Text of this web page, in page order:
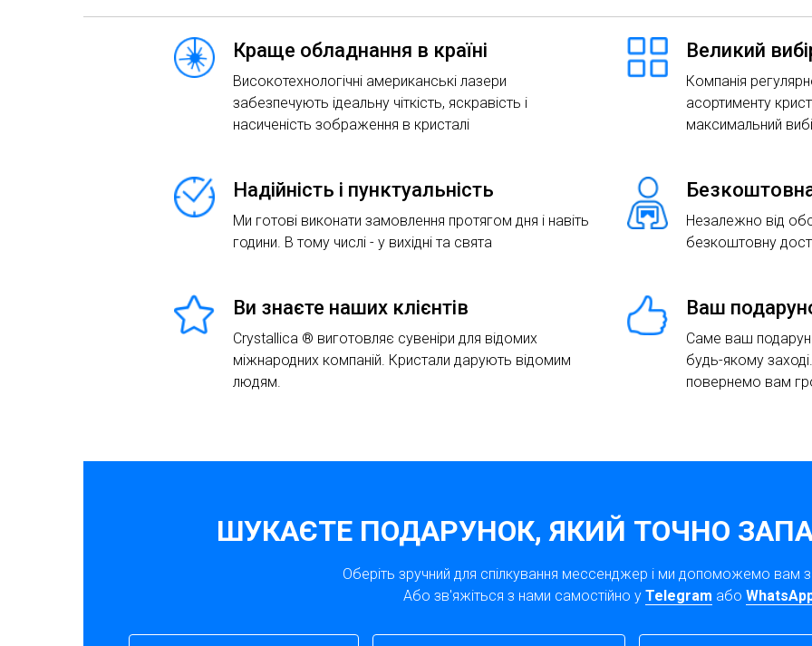
Краще обладнання в країні
Високотехнологічні американські лазери
забезпечують ідеальну чіткість, яскравість і
насиченість зображення в кристалі
Великий
Компанія
асортименту
максимальний
Надійність і пунктуальність
Ми готові виконати замовлення протягом дня і навіть
години. В тому числі - у вихідні та свята
Незалежно від
безкоштовну
Ви знаєте наших клієнтів
Crystallica ® виготовляє сувеніри для відомих
міжнародних компаній. Кристали дарують відомим
людям.
Ваш
Саме ваш
будь-якому
повернемо вам
ШУКАЄТЕ ПОДАРУНОК, ЯКИЙ ТОЧНО
Оберіть зручний для спілкування мессенджер і ми допоможемо вам
Або зв'яжіться з нами самостійно у Telegram або